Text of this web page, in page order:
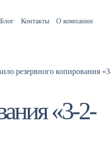
Блог Контакты О компании
резервного копирования
«3-2-